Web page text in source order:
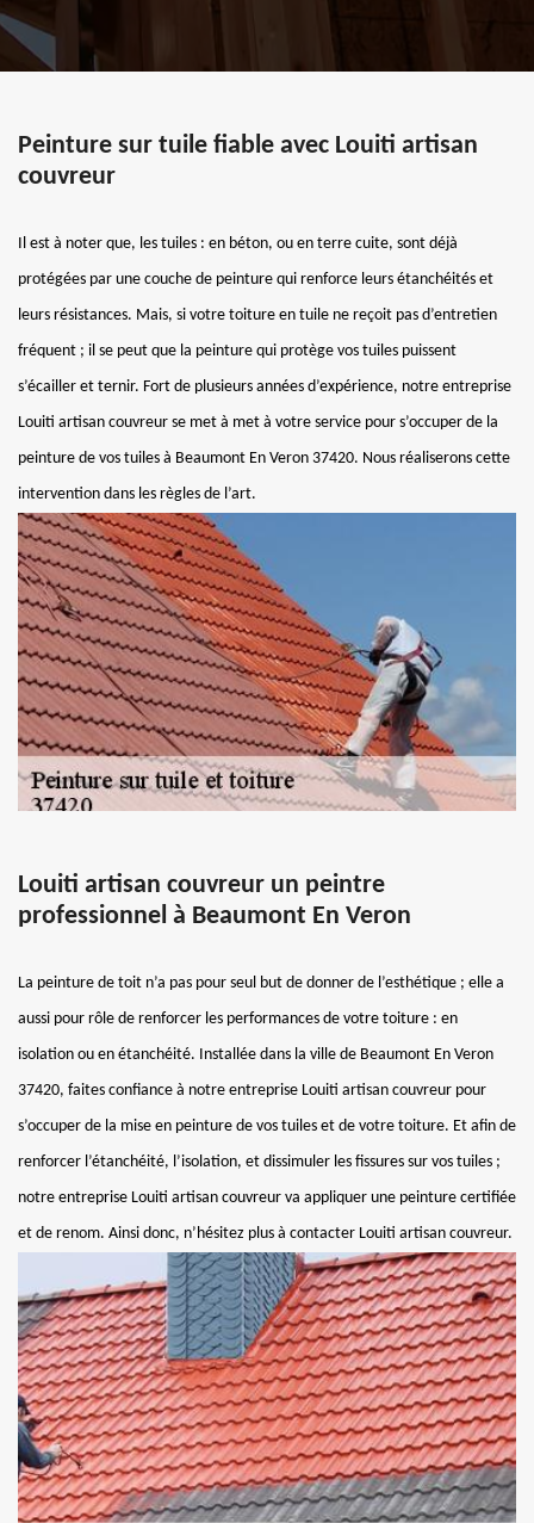
Peinture sur tuile fiable avec Louiti artisan
couvreur
Il est à noter que, les tuiles : en béton, ou en terre cuite, sont déjà
protégées par une couche de peinture qui renforce leurs étanchéités et
leurs résistances. Mais, si votre toiture en tuile ne reçoit pas d’entretien
fréquent ; il se peut que la peinture qui protège vos tuiles puissent
s’écailler et ternir. Fort de plusieurs années d’expérience, notre entreprise
Louiti artisan couvreur se met à met à votre service pour s’occuper de la
peinture de vos tuiles à Beaumont En Veron 37420. Nous réaliserons cette
intervention dans les règles de l’art.
Louiti artisan couvreur un peintre
professionnel à Beaumont En Veron
La peinture de toit n’a pas pour seul but de donner de l’esthétique ; elle a
aussi pour rôle de renforcer les performances de votre toiture : en
isolation ou en étanchéité. Installée dans la ville de Beaumont En Veron
37420, faites confiance à notre entreprise Louiti artisan couvreur pour
s’occuper de la mise en peinture de vos tuiles et de votre toiture. Et afin de
renforcer l’étanchéité, l’isolation, et dissimuler les fissures sur vos tuiles ;
notre entreprise Louiti artisan couvreur va appliquer une peinture certifiée
et de renom. Ainsi donc, n’hésitez plus à contacter Louiti artisan couvreur.